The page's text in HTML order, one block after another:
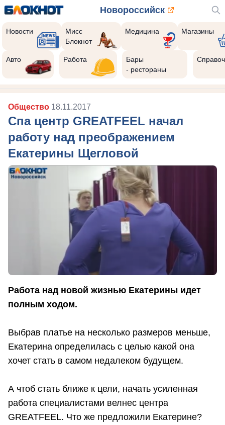
Новороссийск
Новости
Мисс
Блокнот
Медицина Магазины
Авто Работа
Бары
- рестораны
Общество 18.11.2017
Спа центр GREATFEEL начал
работу над преображением
Екатерины Щегловой
Работа над новой жизнью Екатерины идет
полным ходом.
Выбрав платье на несколько размеров меньше,
Екатерина определилась с целью какой она
хочет стать в самом недалеком будущем.
А чтоб стать ближе к цели, начать усиленная
работа специалистами велнес центра
GREATFEEL. Что же предложили Екатерине?